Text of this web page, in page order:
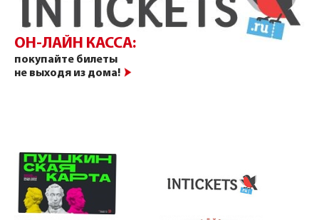
ОН-ЛАЙН КАССА:
покупайте билеты
не выходя из дома!